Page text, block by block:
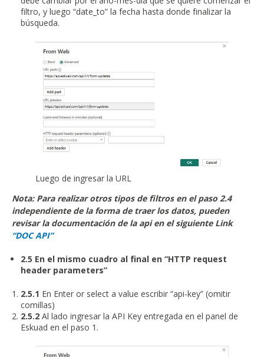
filtro, y luego “date_to” la fecha hasta donde finalizar la
búsqueda.
Luego de ingresar la URL
Nota: Para realizar otros tipos de filtros en el paso 2.4
independiente de la forma de traer los datos, pueden
revisar la documentación de la api en el siguiente Link
“DOC API”
2.5 En el mismo cuadro al final en “HTTP request
header parameters”
2.5.1 En Enter or select a value escribir “api-key” (omitir
comillas)
2.5.2 Al lado ingresar la API Key entregada en el panel de
Eskuad en el paso 1.